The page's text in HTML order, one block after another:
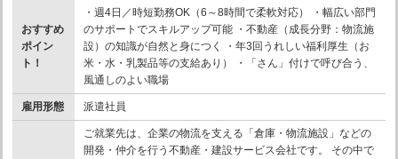
おすすめ
ポイン
ト！
・週4日／時短勤務OK（6～8時間で柔軟対応） ・幅広い部門
のサポートでスキルアップ可能 ・不動産（成長分野：物流施
設）の知識が自然と身につく ・年3回うれしい福利厚生（お
米・水・乳製品等の支給あり） ・「さん」付けで呼び合う、
風通しのよい職場
雇用形態 派遣社員
ご就業先は、企業の物流を支える「倉庫・物流施設」などの
開発・仲介を行う不動産・建設サービス会社です。 その中で